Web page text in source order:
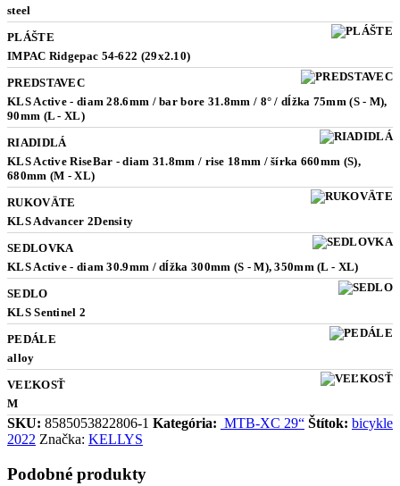
steel
PLÁŠTE
IMPAC Ridgepac 54-622 (29x2.10)
PREDSTAVEC
KLS Active - diam 28.6mm / bar bore 31.8mm / 8° / dĺžka 75mm (S - M),
90mm (L - XL)
RIADIDLÁ
KLS Active RiseBar - diam 31.8mm / rise 18mm / šírka 660mm (S),
680mm (M - XL)
RUKOVÄTE
KLS Advancer 2Density
SEDLOVKA
KLS Active - diam 30.9mm / dĺžka 300mm (S - M), 350mm (L - XL)
SEDLO
KLS Sentinel 2
PEDÁLE
alloy
VEĽKOSŤ
M
SKU: 8585053822806-1 Kategória: MTB-XC 29“ Štítok: bicykle
2022 Značka: KELLYS
Podobné produkty